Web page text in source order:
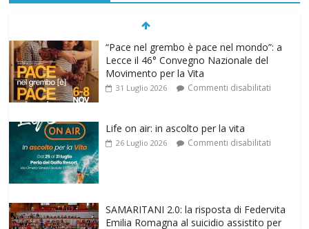
Life on air: in ascolto per la vita
26 Luglio 2026 Commenti disabilitati
SAMARITANI 2.0: la risposta di Federvita
Emilia Romagna al suicidio assistito per
Gino Soldera nominato Membro della
“Hall of Honor Prenatal Sciences 2026”